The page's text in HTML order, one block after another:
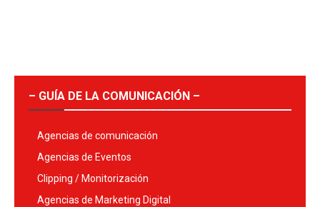
– GUÍA DE LA COMUNICACIÓN –
Agencias de comunicación
Agencias de Eventos
Clipping / Monitorización
Agencias de Marketing Digital